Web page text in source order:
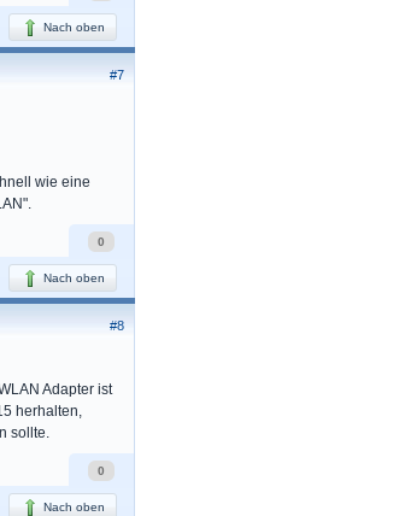
Nach oben
#7
wie eine
0
Nach oben
#8
Adapter ist
herhalten,
sollte.
0
Nach oben